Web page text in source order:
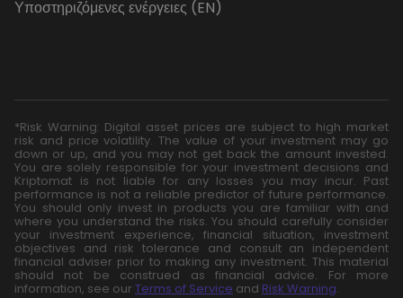
Υποστηριζόμενες ενέργειες (EN)
*Risk Warning: Digital asset prices are subject to high market
risk and price volatility. The value of your investment may go
down or up, and you may not get back the amount invested.
You are solely responsible for your investment decisions and
Kriptomat is not liable for any losses you may incur. Past
performance is not a reliable predictor of future performance.
You should only invest in products you are familiar with and
where you understand the risks. You should carefully consider
your investment experience, financial situation, investment
objectives and risk tolerance and consult an independent
financial adviser prior to making any investment. This material
should not be construed as financial advice. For more
information, see our Terms of Service and Risk Warning.